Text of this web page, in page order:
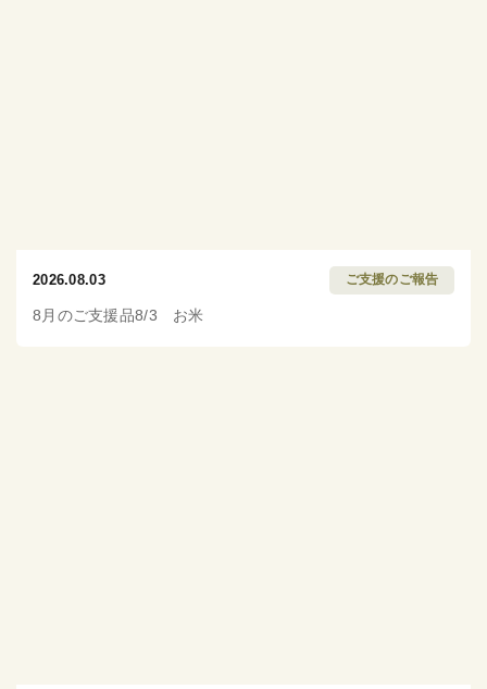
2026.08.03 ご支援のご報告
8月のご支援品8/3 お米